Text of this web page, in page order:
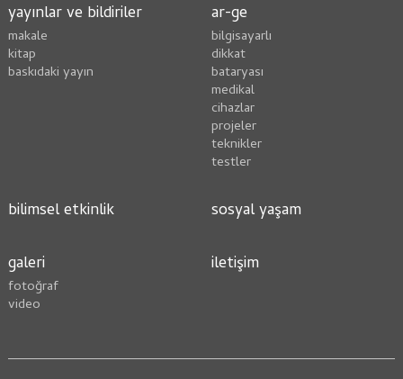
yayınlar ve bildiriler
makale
kitap
baskıdaki yayın
ar-ge
bilgisayarlı
dikkat
bataryası
medikal
cihazlar
projeler
teknikler
testler
bilimsel etkinlik sosyal yaşam
galeri
fotoğraf
video
i̇letişim